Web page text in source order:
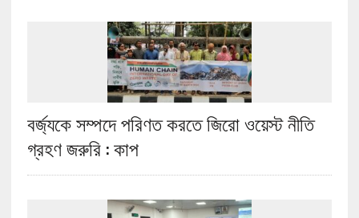
বর্জ্যকে সম্পদে পরিণত করতে জিরো ওয়েস্ট নীতি
গ্রহণ জরুরি : কাপ